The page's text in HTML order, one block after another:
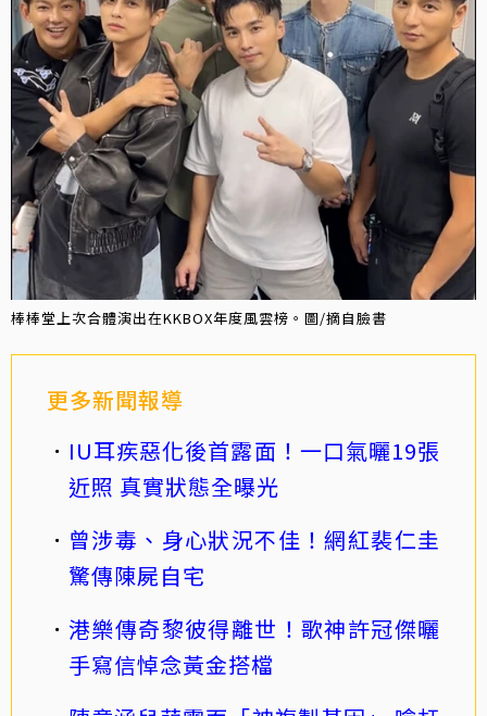
棒棒堂上次合體演出在KKBOX年度風雲榜。圖/摘自臉書
更多新聞報導
IU耳疾惡化後首露面！一口氣曬19張
近照 真實狀態全曝光
曾涉毒、身心狀況不佳！網紅裴仁圭
驚傳陳屍自宅
港樂傳奇黎彼得離世！歌神許冠傑曬
手寫信悼念黃金搭檔